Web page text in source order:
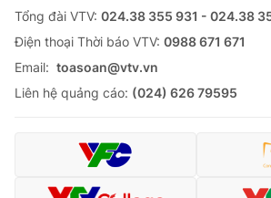
Tổng đài VTV: 024.38 355 931 - 024.38
Ðiện thoại Thời báo VTV: 0988 671 671
Email: toasoan@vtv.vn
Liên hệ quảng cáo: (024) 626 79595